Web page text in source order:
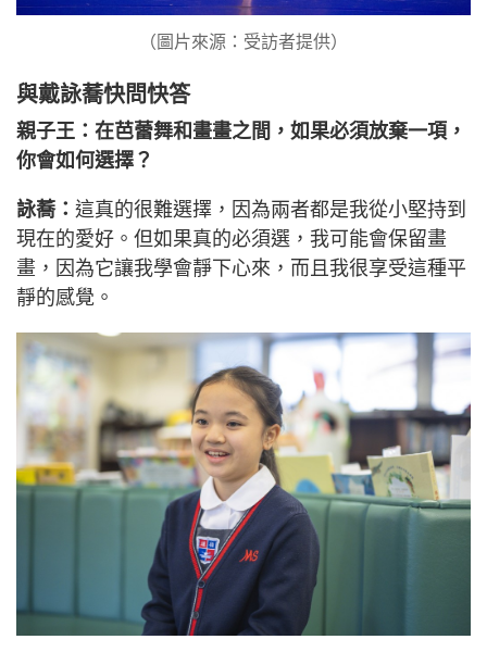
（圖片來源：受訪者提供）
與戴詠蕎快問快答
親子王：在芭蕾舞和畫畫之間，如果必須放棄一項，
你會如何選擇？
詠蕎： 這真的很難選擇，因為兩者都是我從小堅持到
現在的愛好。但如果真的必須選，我可能會保留畫
畫，因為它讓我學會靜下心來，而且我很享受這種平
靜的感覺。